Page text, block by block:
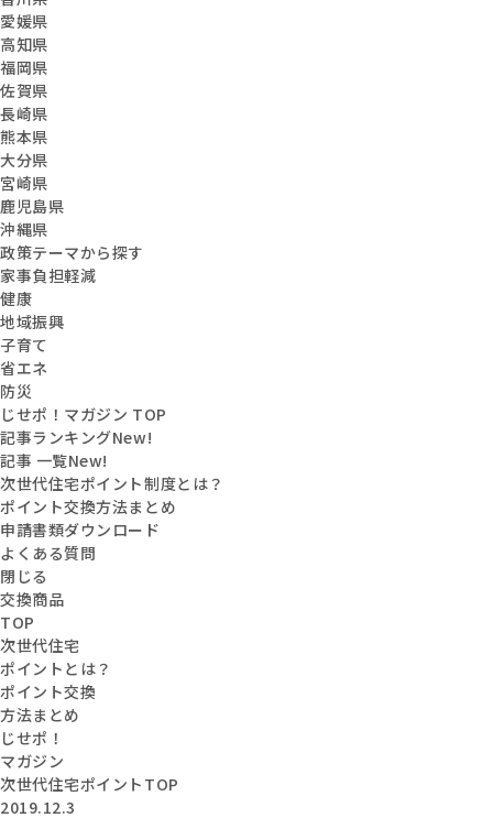
愛媛県
高知県
福岡県
佐賀県
長崎県
熊本県
大分県
宮崎県
鹿児島県
沖縄県
政策テーマから探す
家事負担軽減
健康
地域振興
子育て
省エネ
防災
じせポ！マガジン TOP
記事ランキングNew!
記事 一覧New!
次世代住宅ポイント制度とは？
ポイント交換方法まとめ
申請書類ダウンロード
よくある質問
閉じる
交換商品
TOP
次世代住宅
ポイントとは？
ポイント交換
方法まとめ
じせポ！
マガジン
次世代住宅ポイントTOP
2019.12.3